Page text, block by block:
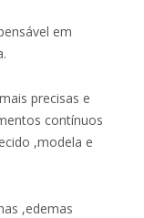
em
precisas e
contínuos
,modela e
,edemas